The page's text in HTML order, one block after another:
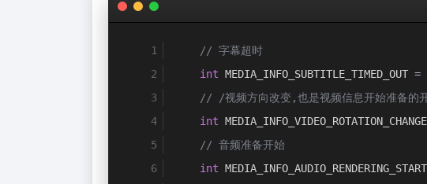
// 字幕超时
int MEDIA_INFO_SUBTITLE_TIMED_OUT =
// /视频方向改变,也是视频信息开始准备的
int
// 音频准备开始
int MEDIA_INFO_AUDIO_RENDERING_START